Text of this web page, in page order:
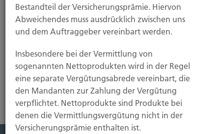
Schaden
Bestandteil der Versicherungsprämie. Hiervon
Abweichendes muss ausdrücklich zwischen uns
und dem Auftraggeber vereinbart werden.
Insbesondere bei der Vermittlung von
sogenannten Nettoprodukten wird in der Regel
eine separate Vergütungsabrede vereinbart, die
den Mandanten zur Zahlung der Vergütung
verpflichtet. Nettoprodukte sind Produkte bei
denen die Vermittlungsvergütung nicht in der
Versicherungsprämie enthalten ist.